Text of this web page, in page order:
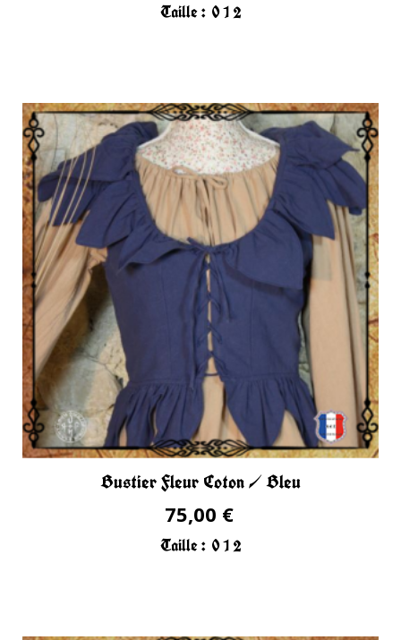
Taille : 01 2
Bustier Fleur Coton / Bleu
75,00 €
Taille : 01 2